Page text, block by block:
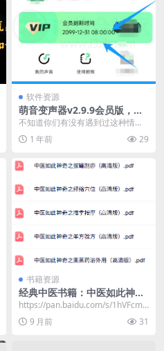
软件资源
萌音变声器v2.9.9会员版，快
来解锁你的“百变”声音
不知道你们有没有遇到过这种情
况：群里有人发了条一两秒的语
音，点开一听却超长超搞怪...
1 年前 29
书籍资源
经典中医书籍：中医如此神奇
系列 全10册 珍藏版
https://pan.baidu.com/s/1hVFcmz
XKvjzOLkf...
9 月前 31